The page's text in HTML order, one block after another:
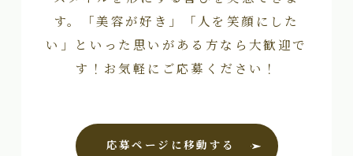
す。「美容が好き」「人を笑顔にした
い」といった思いがある方なら大歓迎で
す！お気軽にご応募ください！
応募ページに移動する